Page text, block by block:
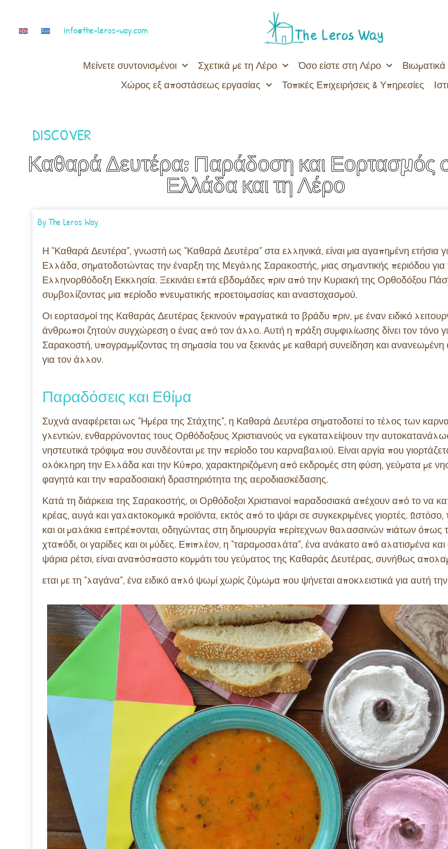
info@the-leros-way.com
Μείνετε συντονισμένοι Σχετικά με τη Λέρο Όσο είστε στη Λέρο
Χώρος εξ αποστάσεως εργασίας
Τοπικές Επιχειρήσεις & Υπηρεσίες
DISCOVER
Καθαρά Δευτέρα: Παράδοση και Εορτασμός
Ελλάδα και τη Λέρο
ByThe Leros Way
Η “Καθαρά Δευτέρα”, γνωστή ως “Καθαρά Δευτέρα” στα ελληνικά, είναι μια αγαπημένη ετήσια
Ελλάδα, σηματοδοτώντας την έναρξη της Μεγάλης Σαρακοστής, μιας σημαντικής περιόδου για
Ελληνορθόδοξη Εκκλησία. Ξεκινάει επτά εβδομάδες πριν από την Κυριακή της Ορθοδόξου
συμβολίζοντας μια περίοδο πνευματικής προετοιμασίας και αναστοχασμού.
Οι εορτασμοί της Καθαράς Δευτέρας ξεκινούν πραγματικά το βράδυ πριν, με έναν ειδικό
άνθρωποι ζητούν συγχώρεση ο ένας από τον άλλο. Αυτή η πράξη συμφιλίωσης δίνει τον τόνο
Σαρακοστή, υπογραμμίζοντας τη σημασία του να ξεκινάς με καθαρή συνείδηση και
για τον άλλον.
Παραδόσεις και Εθίμα
Συχνά αναφέρεται ως “Ημέρα της Στάχτης”, η Καθαρά Δευτέρα σηματοδοτεί το τέλος των
γλεντιών, ενθαρρύνοντας τους Ορθόδοξους Χριστιανούς να εγκαταλείψουν την
νηστευτικά τρόφιμα που συνδέονται με την περίοδο του καρναβαλιού. Είναι αργία που
ολόκληρη την Ελλάδα και την Κύπρο, χαρακτηριζόμενη από εκδρομές στη φύση, γεύματα με
φαγητά και την παραδοσιακή δραστηριότητα της αεροδιασκέδασης.
Κατά τη διάρκεια της Σαρακοστής, οι Ορθόδοξοι Χριστιανοί παραδοσιακά απέχουν από το να
κρέας, αυγά και γαλακτοκομικά προϊόντα, εκτός από το ψάρι σε συγκεκριμένες γιορτές.
και οι μαλάκια επιτρέπονται, οδηγώντας στη δημιουργία περίτεχνων θαλασσινών πιάτων όπως
χταπόδι, οι γαρίδες και οι μύδες. Επιπλέον, η “ταραμοσαλάτα”, ένα ανάκατο από αλατισμένα
ψάρια ρέτσι, είναι αναπόσπαστο κομμάτι του γεύματος της Καθαράς Δευτέρας, συνήθως
εται με τη “λαγάνα”, ένα ειδικό απλό ψωμί χωρίς ζύμωμα που ψήνεται αποκλειστικά για αυτή